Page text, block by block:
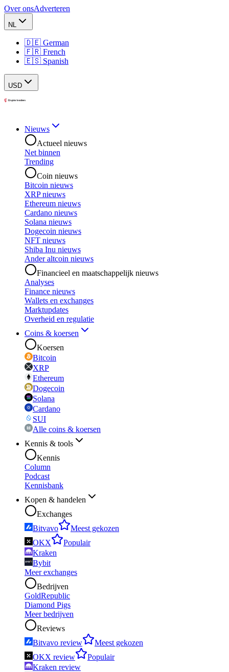
Over onsAdverteren
NL
🇩🇪 German
🇫🇷 French
🇪🇸 Spanish
USD
Nieuws
Actueel nieuws
Net binnen
Trending
Coin nieuws
Bitcoin nieuws
XRP nieuws
Ethereum nieuws
Cardano nieuws
Solana nieuws
Dogecoin nieuws
NFT nieuws
Shiba Inu nieuws
Ander altcoin nieuws
Financieel en maatschappelijk nieuws
Analyses
Finance nieuws
Wallets en exchanges
Marktupdates
Overheid en regulatie
Coins & koersen
Koersen
Bitcoin
XRP
Ethereum
Dogecoin
Solana
Cardano
SUI
Alle coins & koersen
Kennis & tools
Kennis
Column
Podcast
Kennisbank
Kopen & handelen
Exchanges
Bitvavo
Meest gekozen
OKX
Populair
Kraken
Bybit
Meer exchanges
Bedrijven
GoldRepublic
Diamond Pigs
Meer bedrijven
Reviews
Bitvavo review
Meest gekozen
OKX review
Populair
Kraken review